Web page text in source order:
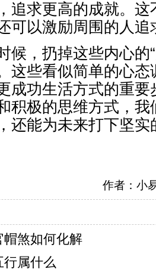
追求更高的成就。
可以激励周围的人追
候，扔掉这些内心的
这些看似简单的心态
成功生活方式的重
积极的思维方式，
还能为未来打下坚实
作者：小
帽煞如何化解
行属什么